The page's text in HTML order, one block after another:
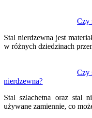
Czy
Stal nierdzewna jest
w różnych dziedzinach
Czy
nierdzewna?
Stal szlachetna oraz stal
używane zamiennie, co